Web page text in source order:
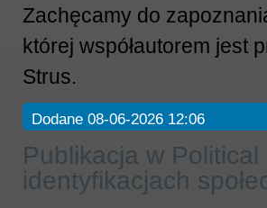
Zachęcamy do
której współautorem jest
Strus.
Dodane 08-06-2026 12:06
Publikacja w
identyfikacjach